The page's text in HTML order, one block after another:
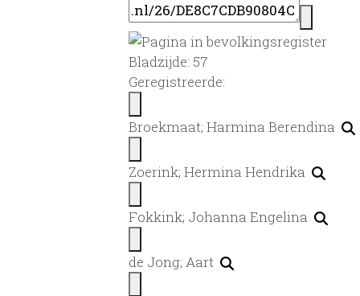
Bladzijde: 57
Geregistreerde:
Broekmaat; Harmina Berendina
Zoerink; Hermina Hendrika
Fokkink; Johanna Engelina
de Jong; Aart